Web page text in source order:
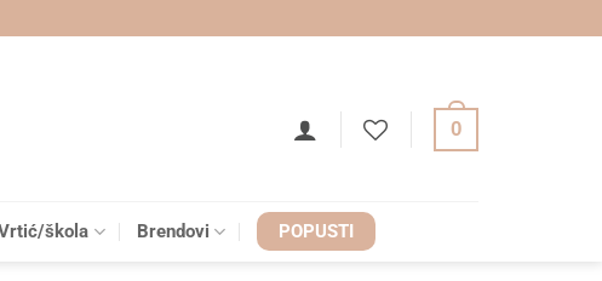
0
škola Brendovi POPUSTI